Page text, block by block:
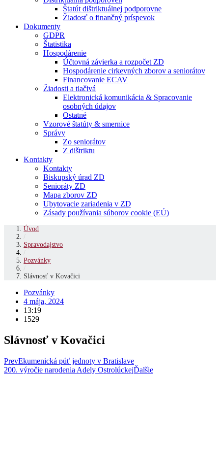
Štatút dištriktuálnej podporovne
Žiadosť o finančný príspevok
Dokumenty
GDPR
Štatistika
Hospodárenie
Účtovná závierka a rozpočet ZD
Hospodárenie cirkevných zborov a seniorátov
Financovanie ECAV
Žiadosti a tlačivá
Elektronická komunikácia & Spracovanie
osobných údajov
Ostatné
Vzorové štatúty & smernice
Správy
Zo seniorátov
Z dištriktu
Kontakty
Kontakty
Biskupský úrad ZD
Senioráty ZD
Mapa zborov ZD
Ubytovacie zariadenia v ZD
Zásady používania súborov cookie (EÚ)
Úvod
/
Spravodajstvo
/
Pozvánky
/
Slávnosť v Kovačici
Pozvánky
4 mája, 2024
13:19
1529
Slávnosť v Kovačici
PrevEkumenická púť jednoty v Bratislave
200. výročie narodenia Adely OstrolúckejĎalšie